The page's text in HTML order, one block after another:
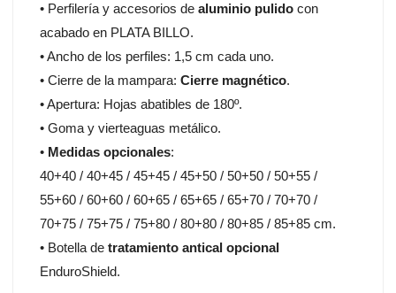
• Perfilería y accesorios dealuminio pulido con
acabado en PLATA BILLO.
• Ancho de los perfiles: 1,5 cm cada uno.
• Cierre de la mampara:Cierre magnético.
• Apertura: Hojas abatibles de 180º.
• Goma y vierteaguas metálico.
• Medidas opcionales:
40+40 / 40+45 / 45+45 / 45+50 / 50+50 / 50+55 /
55+60 / 60+60 / 60+65 / 65+65 / 65+70 / 70+70 /
70+75 / 75+75 / 75+80 / 80+80 / 80+85 / 85+85 cm.
• Botella detratamiento antical opcional
EnduroShield.